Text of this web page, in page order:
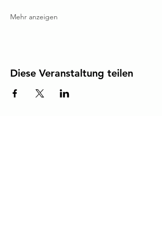
Mehr anzeigen
Diese Veranstaltung teilen